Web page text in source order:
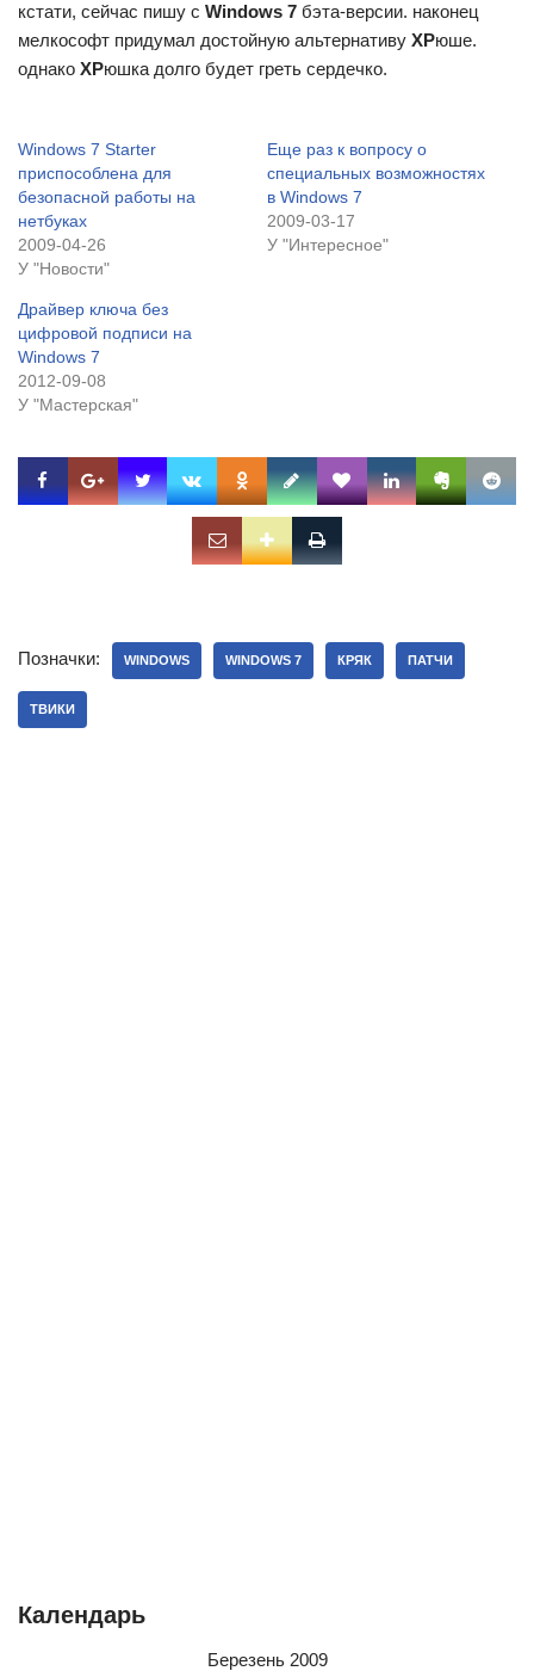
кстати, сейчас пишу с Windows 7 бэта-версии. наконец
мелкософт придумал достойную альтернативу ХРюше.
однако ХРюшка долго будет греть сердечко.
Windows 7 Starter
приспособлена для
безопасной работы на
нетбуках
2009-04-26
У "Новости"
Еще раз к вопросу о
специальных возможностях
в Windows 7
2009-03-17
У "Интересное"
Драйвер ключа без
цифровой подписи на
Windows 7
2012-09-08
У "Мастерская"
Позначки: WINDOWS WINDOWS 7 КРЯК ПАТЧИ
ТВИКИ
Календарь
Березень 2009